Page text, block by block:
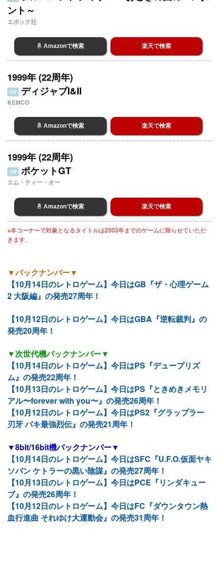
ント～
エポック社
Amazonで検索 楽天で検索
1999年 (22周年)
GB ディジャブI&II
KEMCO
Amazonで検索 楽天で検索
1999年 (22周年)
GB ポケットGT
エム・ティー・オー
Amazonで検索 楽天で検索
※本コーナーで対象となるタイトルは2003年までのゲームに限らせていただ
きます。
▼バックナンバー▼
【10月14日のレトロゲーム】今日はGB『ザ・心理ゲーム
2 大阪編』の発売27周年！
【10月12日のレトロゲーム】今日はGBA『逆転裁判』の
発売20周年！
▼次世代機バックナンバー▼
【10月14日のレトロゲーム】今日はPS『デュープリズ
ム』の発売22周年！
【10月13日のレトロゲーム】今日はPS『ときめきメモリ
アル〜forever with you〜』の発売26周年！
【10月12日のレトロゲーム】今日はPS2『グラップラー
刃牙 バキ最強烈伝』の発売21周年！
▼8bit/16bit機バックナンバー▼
【10月14日のレトロゲーム】今日はSFC『U.F.O.仮面ヤキ
ソバン ケトラーの黒い陰謀』の発売27周年！
【10月13日のレトロゲーム】今日はPCE『リンダキュー
ブ』の発売26周年！
【10月12日のレトロゲーム】今日はFC『ダウンタウン熱
血行進曲 それゆけ大運動会』の発売31周年！